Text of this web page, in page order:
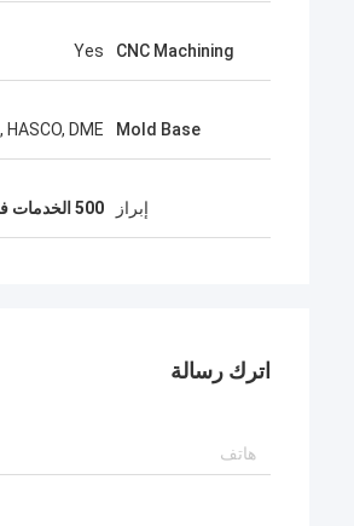
CNC Machining
Yes
Mold Base
HASCO, DME
إبراز 500 الخدمات في مجال صناعة الصبغ
اترك رسالة